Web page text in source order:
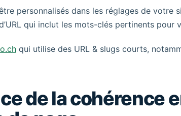
personnalisés dans les réglages de votre
qui inclut les mots-clés pertinents pour
qui utilise des URL & slugs courts,
de la cohérence